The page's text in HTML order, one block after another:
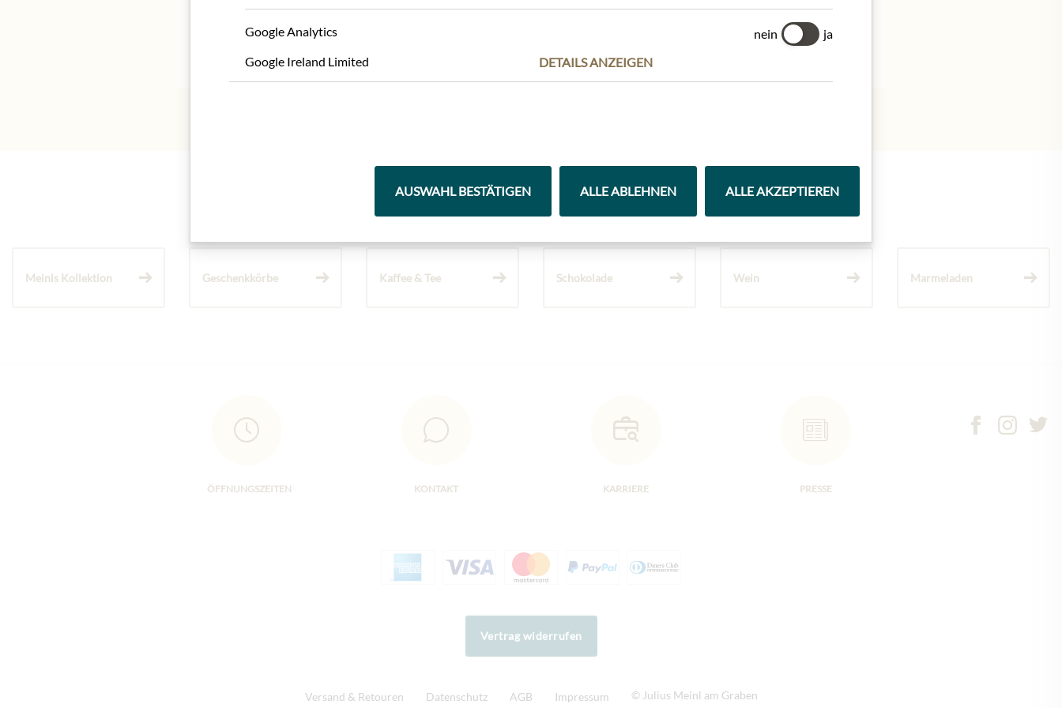
Meinls Kollektion Geschenkkörbe Kaffee & Tee Schokolade Wein Marmeladen
ÖFFNUNGSZEITEN KONTAKT KARRIERE PRESSE
Vertrag widerrufen
Versand & Retouren Datenschutz AGB Impressum © Julius Meinl am Graben
Google Analytics nein
ja
Google Ireland Limited
DETAILS ANZEIGEN
AUSWAHL BESTÄTIGEN ALLE ABLEHNEN ALLE AKZEPTIEREN